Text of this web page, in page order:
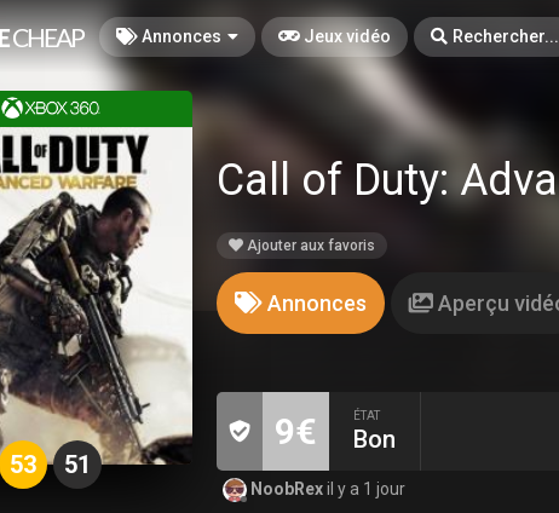
Annonces Jeux vidéo Rechercher...
53 51
Call of Duty:
Ajouter aux favoris
Annonces Aperçu
9€ ÉTAT
Bon
NoobRexil y a 1 jour